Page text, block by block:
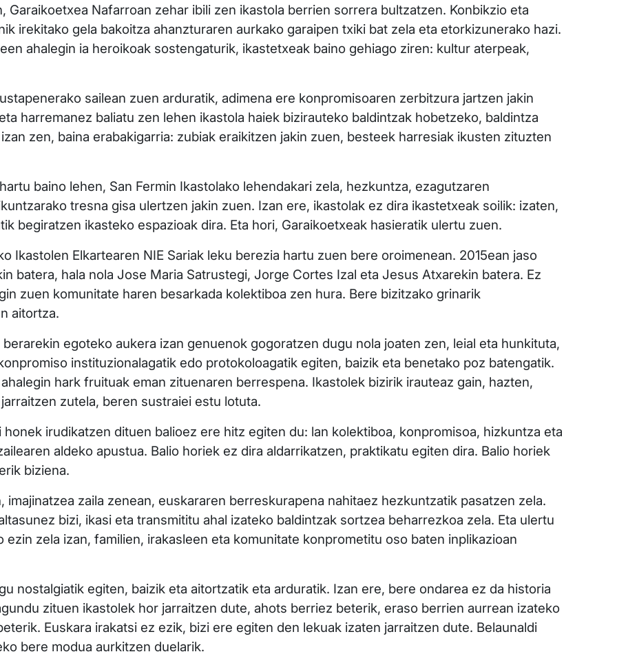
Garaikoetxea Nafarroan zehar ibili zen ikastola berrien sorrera bultzatzen. Konbikzio eta
irekitako gela bakoitza ahanzturaren aurkako garaipen txiki bat zela eta etorkizunerako hazi.
ahalegin ia heroikoak sostengaturik, ikastetxeak baino gehiago ziren: kultur aterpeak,
sailean zuen arduratik, adimena ere konpromisoaren zerbitzura jartzen jakin
harremanez baliatu zen lehen ikastola haiek bizirauteko baldintzak hobetzeko, baldintza
zen, baina erabakigarria: zubiak eraikitzen jakin zuen, besteek harresiak ikusten zituzten
baino lehen, San Fermin Ikastolako lehendakari zela, hezkuntza, ezagutzaren
tresna gisa ulertzen jakin zuen. Izan ere, ikastolak ez dira ikastetxeak soilik: izaten,
begiratzen ikasteko espazioak dira. Eta hori, Garaikoetxeak hasieratik ulertu zuen.
Ikastolen Elkartearen NIE Sariak leku berezia hartu zuen bere oroimenean. 2015ean jaso
batera, hala nola Jose Maria Satrustegi, Jorge Cortes Izal eta Jesus Atxarekin batera. Ez
zuen komunitate haren besarkada kolektiboa zen hura. Bere bizitzako grinarik
aitortza.
egoteko aukera izan genuenok gogoratzen dugu nola joaten zen, leial eta hunkituta,
instituzionalagatik edo protokoloagatik egiten, baizik eta benetako poz batengatik.
hark fruituak eman zituenaren berrespena. Ikastolek bizirik irauteaz gain, hazten,
zutela, beren sustraiei estu lotuta.
irudikatzen dituen balioez ere hitz egiten du: lan kolektiboa, konpromisoa, hizkuntza eta
aldeko apustua. Balio horiek ez dira aldarrikatzen, praktikatu egiten dira. Balio horiek
biziena.
imajinatzea zaila zenean, euskararen berreskurapena nahitaez hezkuntzatik pasatzen zela.
bizi, ikasi eta transmititu ahal izateko baldintzak sortzea beharrezkoa zela. Eta ulertu
zela izan, familien, irakasleen eta komunitate konprometitu oso baten inplikazioan
nostalgiatik egiten, baizik eta aitortzatik eta arduratik. Izan ere, bere ondarea ez da historia
zituen ikastolek hor jarraitzen dute, ahots berriez beterik, eraso berrien aurrean izateko
Euskara irakatsi ez ezik, bizi ere egiten den lekuak izaten jarraitzen dute. Belaunaldi
bere modua aurkitzen duelarik.